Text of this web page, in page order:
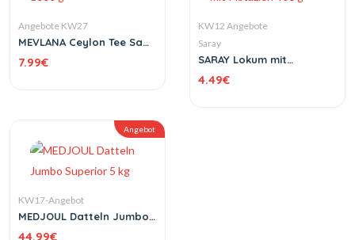
Angebote KW27
MEVLANA Ceylon Tee Sade
7.99€
KW12 Angebote
Saray
SARAY Lokum mit
Pistazien 400 g
4.49€
Angebot
KW17-Angebot
MEDJOUL Datteln Jumbo
44.99€